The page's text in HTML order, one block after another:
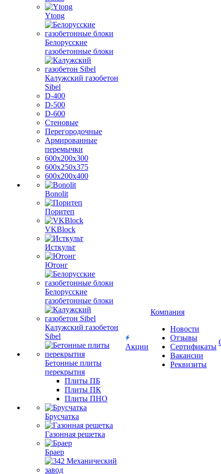
Ytong
Белорусские
газобетонные блоки
Калужский газобетон
Sibel
D-400
D-500
D-600
Стеновые
Перегородочные
Армированные
перемычки
600х200х300
600х250х375
600х200х400
Bonolit
Поритеп
VKBlock
Исткульт
Ютонг
Белорусские
газобетонные блоки
Калужский газобетон
Sibel
Бетонные плиты
перекрытия
Плиты ПБ
Плиты ПК
Плиты ПНО
Брусчатка
Газонная решетка
Браер
Акции
Компания
Новости
Отзывы
Сертификаты
Вакансии
Реквизиты